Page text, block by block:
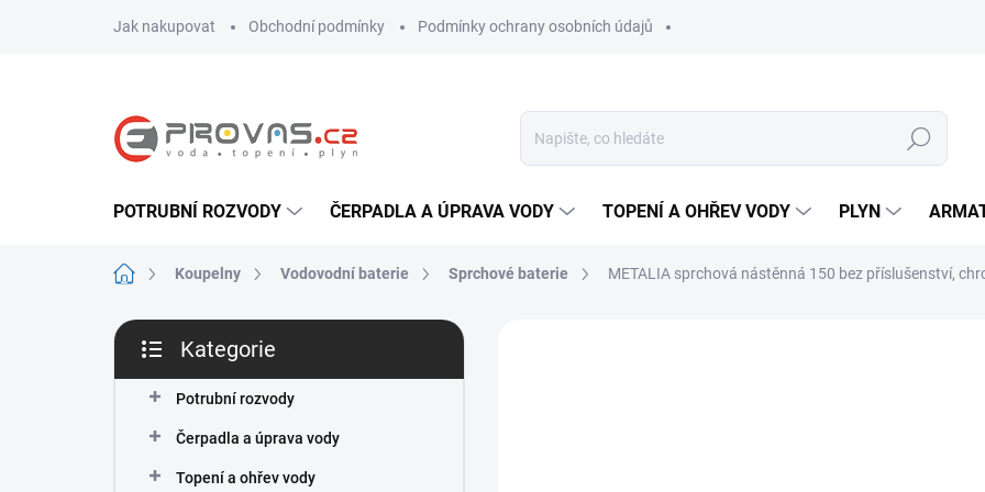
Jak nakupovat Obchodní podmínky Podmínky ochrany osobních údajů
Hledat
POTRUBNÍ ROZVODY ČERPADLA A ÚPRAVA VODY TOPENÍ A OHŘEV VODY PLYN
Domů Koupelny Vodovodní baterie Sprchové baterie METALIA sprchová nástěnná 150 bez příslušenství,
P
s
kategorie
Kategorie
Potrubní rozvody
Čerpadla a úprava vody
Topení a ohřev vody